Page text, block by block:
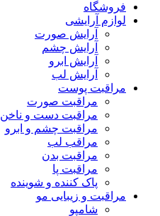
فروشگاه
لوازم آرایشی
آرایش صورت
آرایش چشم
آرایش ابرو
آرایش لب
مراقبت پوست
مراقبت صورت
مراقبت دست و ناخن
مراقبت چشم و ابرو
مراقب لب
مراقبت بدن
مراقبت پا
پاک کننده و شوینده
مراقبت و زیبایی مو
شامپو